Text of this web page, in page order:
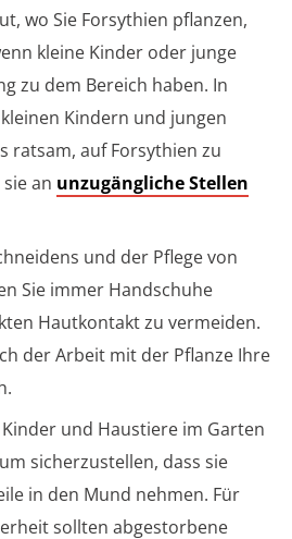
wo Sie Forsythien pflanzen,
kleine Kinder oder junge
zu dem Bereich haben. In
Kindern und jungen
ratsam, auf Forsythien zu
an unzugängliche Stellen
und der Pflege von
Sie immer Handschuhe
Hautkontakt zu vermeiden.
der Arbeit mit der Pflanze Ihre
und Haustiere im Garten
sicherzustellen, dass sie
in den Mund nehmen. Für
sollten abgestorbene